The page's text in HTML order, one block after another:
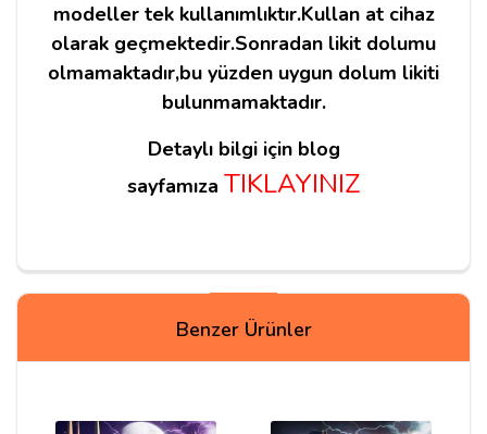
modeller tek kullanımlıktır.Kullan at cihaz
olarak geçmektedir.Sonradan likit dolumu
olmamaktadır,bu yüzden uygun dolum likiti
bulunmamaktadır.
Detaylı bilgi için blog
sayfamıza TIKLAYINIZ
Yorum YapınBenzer Ürünler